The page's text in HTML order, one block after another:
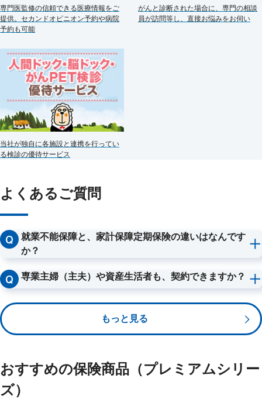
専門医監修の信頼できる医療情報をご
提供。セカンドオピニオン予約や病院
予約も可能
がんと診断された場合に、専門の相談
員が訪問等し、直接お悩みをお伺い
当社が独自に各施設と連携を行ってい
る検診の優待サービス
よくあるご質問
就業不能保障と、家計保障定期保険の違いはなんです
か？
給付金をお支払いする保険です ※１ 。収入が途絶えるリスクに対
障定期保険は、万一の場合に遺族に一定期間、給付金が支払われ
。これは主に遺族の生活費等を保障するためのも
のです。どちらも家計の安定をサポートしますが、対象とするリ
スクが異なります。
とで就業不能にも備えることが可能です。
※１具体的な給付金支払要件は、パンフレット・「ご契約のしお
専業主婦（主夫）や資産生活者も、契約できますか？
「就業不能保障特約」の「就業不能」とは、就業しているかどう
かではなく、被保険者の病状に照らして医学的見地からの診断を
もっと見る
おすすめの保険商品（プレミアムシリー
ズ）